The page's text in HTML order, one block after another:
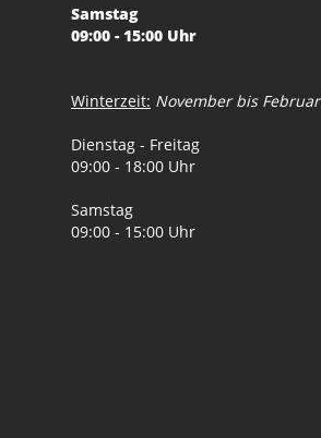
Samstag
09:00 - 15:00 Uhr
Winterzeit: November bis Februar
Dienstag - Freitag
09:00 - 18:00 Uhr
Samstag
09:00 - 15:00 Uhr